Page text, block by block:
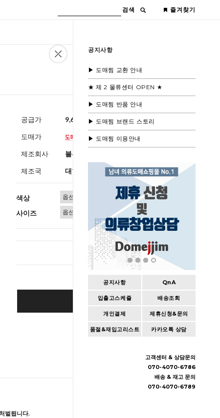
검색 즐겨찾기
공지사항
▶ 도매찜 교환 안내
★ 제 2 물류센터 OPEN ★
▶ 도매찜 반품 안내
▶ 도매찜 브랜드 스토리
▶ 도매찜 이용안내
공지사항 QnA
입출고스케쥴 배송조회
개인결제 제휴신청&문의
품절&재입고리스트 카카오톡 상담
고객센터 & 상담문의
070-4070-6786
배송 & 재고 문의
070-4070-6789
공급가 9,600원 (부가세별도)
도매가
제조회사 블루모드제휴사
제조국 대한민국
색상
사이즈
BUY IT NOW
Cart Wishlist
벌됩니다.